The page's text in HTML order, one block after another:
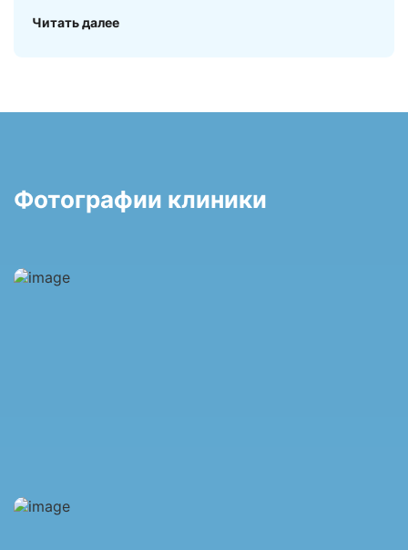
Читать далее
Фотографии клиники